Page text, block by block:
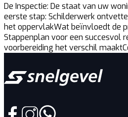
De Inspectie: De staat van uw
eerste stap: Schilderwerk
het oppervlakWat beïnvloedt de
Stappenplan voor een succesvol
voorbereiding het verschil maakt